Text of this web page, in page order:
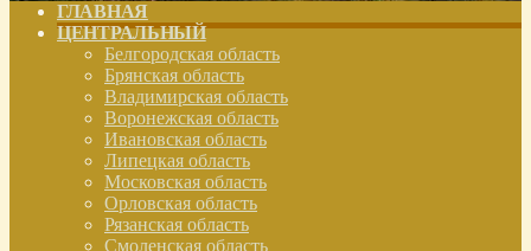
ГЛАВНАЯ
ЦЕНТРАЛЬНЫЙ
Белгородская область
Брянская область
Владимирская область
Воронежская область
Ивановская область
Липецкая область
Московская область
Орловская область
Рязанская область
Смоленская область